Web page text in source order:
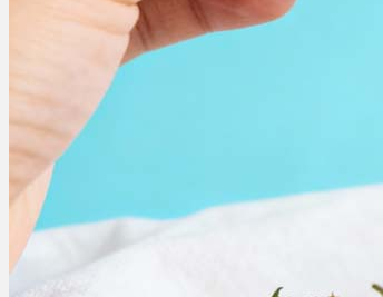
Alle Krankheiten
Angststörungen